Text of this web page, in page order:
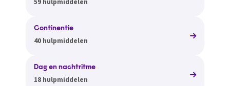
59 hulpmiddelen
Continentie
40 hulpmiddelen
Dag en nachtritme
18 hulpmiddelen